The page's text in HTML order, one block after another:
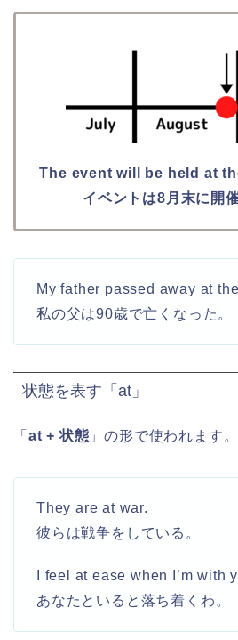
The event will be held at
イベントは8月末に開
My father passed away at the
私の父は90歳で亡くなった。
状態を表す「at」
「 at + 状態 」の形で使われます。
They are at war.
彼らは戦争をしている。
I feel at ease when I’m with
あなたといると落ち着くわ。